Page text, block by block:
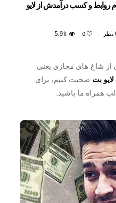
روابط و کسب درآمدش از لایو
0
5.9k
از شاخ های مجازی یعنی
لایو بت صحبت کنیم، برای
همراه ما باشید.